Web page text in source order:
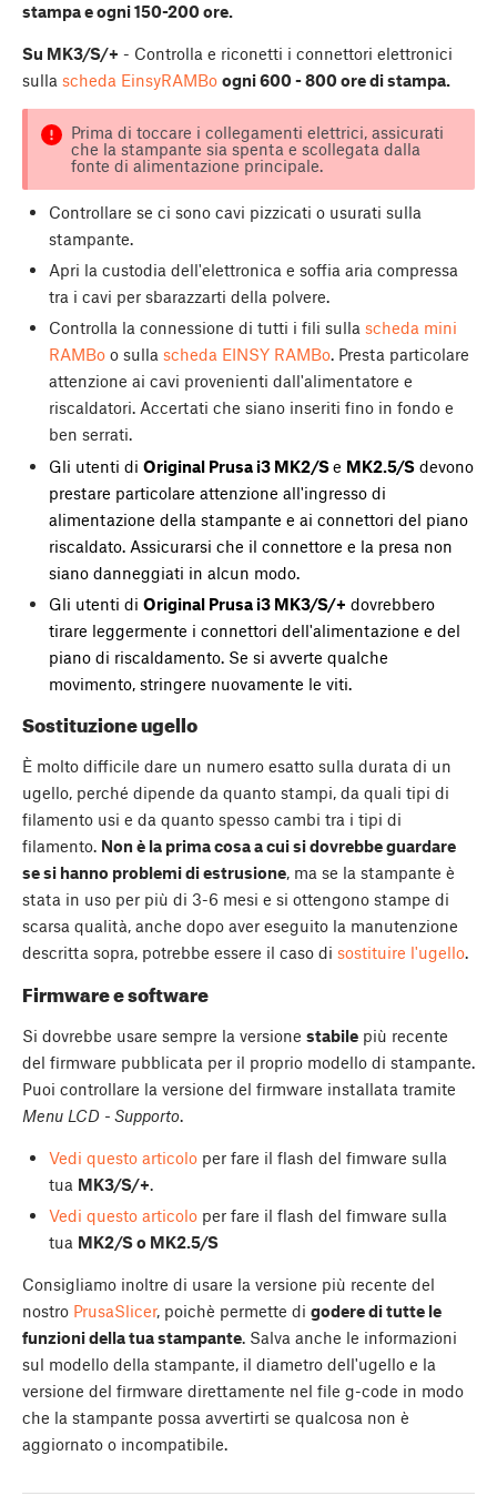
stampa e ogni 150-200 ore.
Su MK3/S/+ - Controlla e riconetti i connettori elettronici
sulla scheda EinsyRAMBo ogni 600 - 800 ore di stampa.
Prima di toccare i collegamenti elettrici, assicurati
che la stampante sia spenta e scollegata dalla
fonte di alimentazione principale.
Controllare se ci sono cavi pizzicati o usurati sulla
stampante.
Apri la custodia dell'elettronica e soffia aria compressa
tra i cavi per sbarazzarti della polvere.
Controlla la connessione di tutti i fili sulla scheda mini
RAMBoo sulla scheda EINSY RAMBo. Presta particolare
attenzione ai cavi provenienti dall'alimentatore e
riscaldatori. Accertati che siano inseriti fino in fondo e
ben serrati.
Gli utenti di Original Prusa i3 MK2/Se MK2.5/Sdevono
prestare particolare attenzione all'ingresso di
alimentazione della stampante e ai connettori del piano
riscaldato. Assicurarsi che il connettore e la presa non
siano danneggiati in alcun modo.
Gli utenti di Original Prusa i3 MK3/S/+ dovrebbero
tirare leggermente i connettori dell'alimentazione e del
piano di riscaldamento. Se si avverte qualche
movimento, stringere nuovamente le viti.
Sostituzione ugello
È molto difficile dare un numero esatto sulla durata di un
ugello, perché dipende da quanto stampi, da quali tipi di
filamento usi e da quanto spesso cambi tra i tipi di
filamento. Non è la prima cosa a cui si dovrebbe guardare
se si hanno problemi di estrusione, ma se la stampante è
stata in uso per più di 3-6 mesi e si ottengono stampe di
scarsa qualità, anche dopo aver eseguito la manutenzione
descritta sopra, potrebbe essere il caso di sostituire l'ugello.
Firmware e software
Si dovrebbe usare sempre la versione stabile più recente
del firmware pubblicata per il proprio modello di stampante.
Puoi controllare la versione del firmware installata tramite
Menu LCD - Supporto.
Vedi questo articoloper fare il flash del fimware sulla
tua MK3/S/+.
Vedi questo articoloper fare il flash del fimware sulla
tua MK2/S o MK2.5/S
Consigliamo inoltre di usare la versione più recente del
nostro PrusaSlicer, poichè permette di godere di tutte le
funzioni della tua stampante. Salva anche le informazioni
sul modello della stampante, il diametro dell'ugello e la
versione del firmware direttamente nel file g-code in modo
che la stampante possa avvertirti se qualcosa non è
aggiornato o incompatibile.